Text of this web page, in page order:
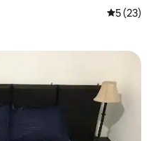
평점 5점
5 (23)